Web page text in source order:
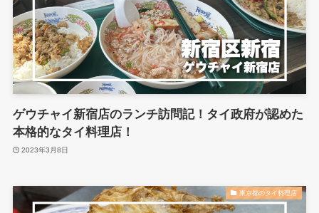
ゲウチャイ新宿店のランチ訪問記！タイ政府が認めた
本格的なタイ料理店！
2023年3月8日
東京都のタイ料理店